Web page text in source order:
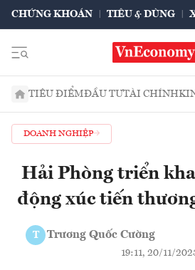
CHỨNG KHOÁN TIÊU & DÙNG
TIÊU ĐIỂMĐẦU TƯTÀI CHÍNH
DOANH NGHIỆP
Hải Phòng triển
động xúc tiến
T Trương Quốc Cường
19:11, 20/11/